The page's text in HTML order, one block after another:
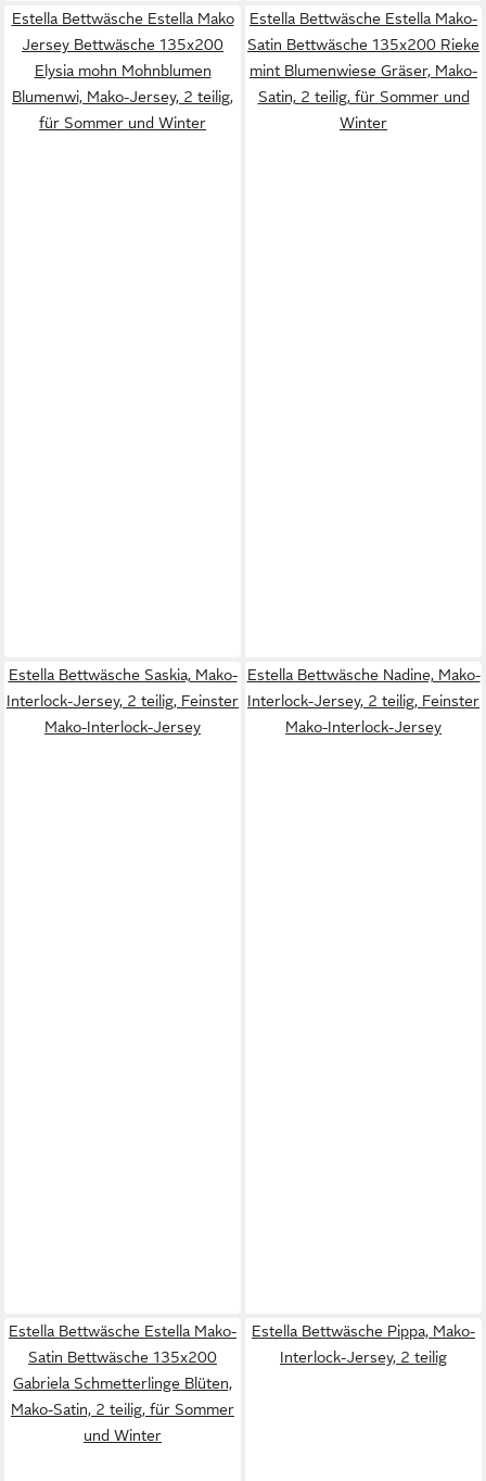
Estella Bettwäsche Estella Mako
Jersey Bettwäsche 135x200
Elysia mohn Mohnblumen
Blumenwi, Mako-Jersey, 2 teilig,
für Sommer und Winter
Estella Bettwäsche Estella Mako-
Satin Bettwäsche 135x200 Rieke
mint Blumenwiese Gräser, Mako-
Satin, 2 teilig, für Sommer und
Winter
Estella Bettwäsche Saskia, Mako-
Interlock-Jersey, 2 teilig, Feinster
Mako-Interlock-Jersey
Estella Bettwäsche Nadine, Mako-
Interlock-Jersey, 2 teilig, Feinster
Mako-Interlock-Jersey
Estella Bettwäsche Estella Mako-
Satin Bettwäsche 135x200
Gabriela Schmetterlinge Blüten,
Mako-Satin, 2 teilig, für Sommer
und Winter
Estella Bettwäsche Pippa, Mako-
Interlock-Jersey, 2 teilig